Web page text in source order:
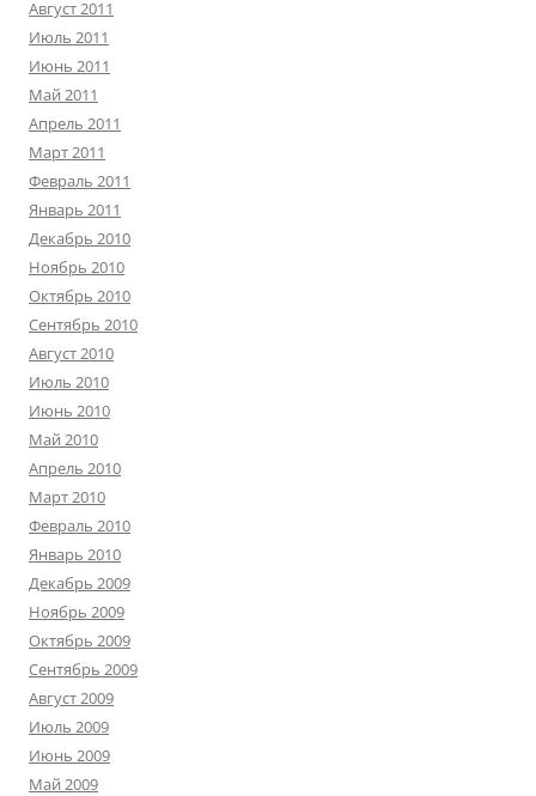
Август 2011
Июль 2011
Июнь 2011
Май 2011
Апрель 2011
Март 2011
Февраль 2011
Январь 2011
Декабрь 2010
Ноябрь 2010
Октябрь 2010
Сентябрь 2010
Август 2010
Июль 2010
Июнь 2010
Май 2010
Апрель 2010
Март 2010
Февраль 2010
Январь 2010
Декабрь 2009
Ноябрь 2009
Октябрь 2009
Сентябрь 2009
Август 2009
Июль 2009
Июнь 2009
Май 2009